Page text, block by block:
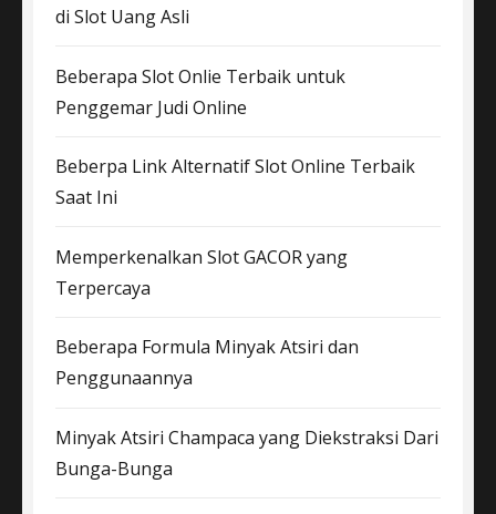
di Slot Uang Asli
Beberapa Slot Onlie Terbaik untuk
Penggemar Judi Online
Beberpa Link Alternatif Slot Online Terbaik
Saat Ini
Memperkenalkan Slot GACOR yang
Terpercaya
Beberapa Formula Minyak Atsiri dan
Penggunaannya
Minyak Atsiri Champaca yang Diekstraksi Dari
Bunga-Bunga